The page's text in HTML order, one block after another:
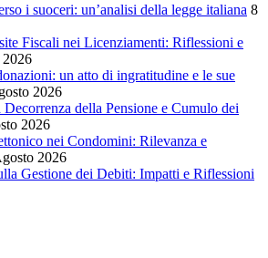
i suoceri: un’analisi della legge italiana 8
Fiscali nei Licenziamenti: Riflessioni e
un atto di ingratitudine e le sue
2026
della Pensione e Cumulo dei
2026
nei Condomini: Rilevanza e
2026
Gestione dei Debiti: Impatti e Riflessioni